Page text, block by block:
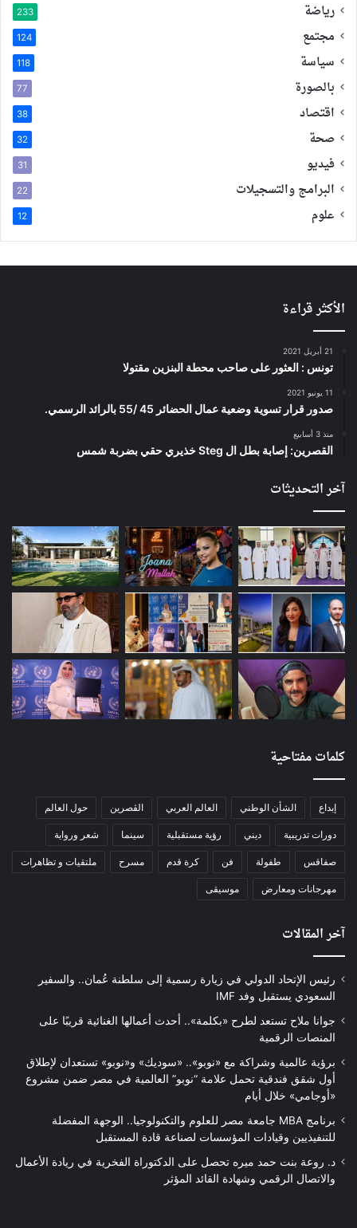
رياضة 233
مجتمع 124
سياسة 118
بالصورة 77
اقتصاد 38
صحة 32
فيديو 31
البرامج والتسجيلات 22
علوم 12
الأكثر قراءة
21 أبريل 2021
تونس : العثور على صاحب محطة البنزين مقتولا
11 يونيو 2021
صدور قرار تسوية وضعية عمال الحضائر 45 /55 بالرائد الرسمي.
منذ 3 أسابيع
القصرين: إصابة بطل ال Steg خذيري حقي بضربة شمس
آخر التحديثات
كلمات مفتاحية
إبداع الشأن الوطني العالم العربي الڨصرين حول العالم
دورات تدريبية ديني رؤية مستقبلية سينما شعر ورواية
صفاقس طفولة فن كرة قدم مسرح ملتقيات و تظاهرات
مهرجانات ومعارض موسيقى
آخر المقالات
رئيس الإتحاد الدولي في زيارة رسمية إلى سلطنة عُمان.. والسفير
السعودي يستقبل وفد IMF
جوانا ملاح تستعد لطرح «بكلمة».. أحدث أعمالها الغنائية قريبًا على
المنصات الرقمية
برؤية عالمية وشراكة مع «نوبو».. «سوديك» و«نوبو» تستعدان لإطلاق
أول شقق فندقية تحمل علامة “نوبو” العالمية في مصر ضمن مشروع
«أوجامي» خلال أيام
برنامج MBA جامعة مصر للعلوم والتكنولوجيا.. الوجهة المفضلة
للتنفيذيين وقيادات المؤسسات لصناعة قادة المستقبل
د. روعة بنت حمد ميره تحصل على الدكتوراة الفخرية في ريادة الأعمال
والاتصال الرقمي وشهادة القائد المؤثر